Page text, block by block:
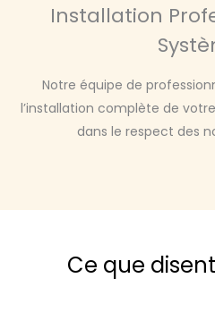
Installation
Notre équipe de
l’installation complète de
dans le respect des
Ce que